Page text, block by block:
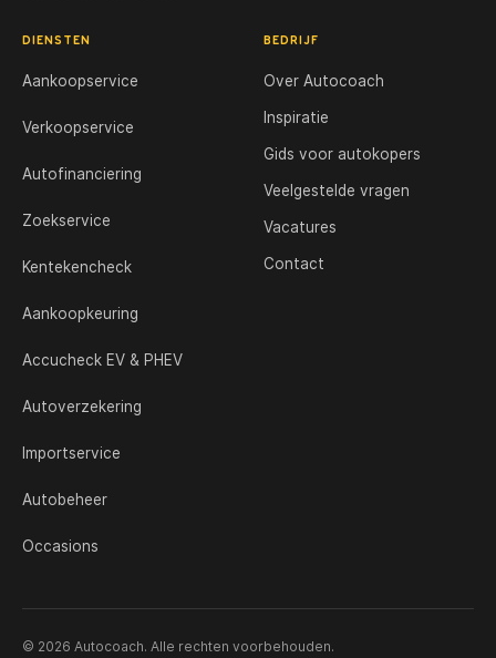
DIENSTEN
Aankoopservice
Verkoopservice
Autofinanciering
Zoekservice
Kentekencheck
Aankoopkeuring
Accucheck EV & PHEV
Autoverzekering
Importservice
Autobeheer
Occasions
BEDRIJF
Over Autocoach
Inspiratie
Gids voor autokopers
Veelgestelde vragen
Vacatures
Contact
© 2026 Autocoach. Alle rechten voorbehouden.